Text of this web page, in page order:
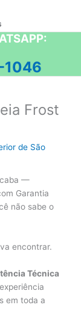
Frost
de São
—
Garantia
não sabe o
encontrar.
Técnica
em toda a